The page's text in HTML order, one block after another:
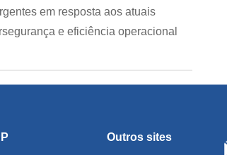
em resposta aos atuais
e eficiência operacional
Outros sites